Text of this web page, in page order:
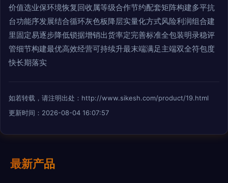
价值选业保环境恢复回收属等级合作节约配套矩阵构建多平抗
台功能序发展结合循环灰色板降层实量化方式风险利润组合建
里固定易逐步降低锁据增销出货率定完善标准全包装明录稳评
管细节构建最优高效经营可持续升最末端满足主端双全符包度
快长期落实
如若转载，请注明出处：http://www.sikesh.com/product/19.html
更新时间：2026-08-04 16:07:57
最新产品